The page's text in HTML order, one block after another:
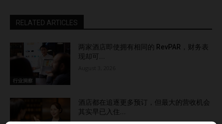
小文化差异。 适应泰国招聘市场的变化 泰国的招聘市场反映
了全球劳动力的整体变化——数字技能、灵活性和适应能力已
经成为不可或缺的要素。随着对技能人才的需求增加，竞争也
愈发激烈，了解本地动态和趋势变得至关重要。那些紧跟市场
变化并相应调整招聘策略的企业，将更有能力吸引并留住顶尖
人才，确保在泰国不断发展的经济中实现持续增长。
Read the English version here….
RELATED ARTICLES
行业洞察
两家酒店即使拥有相同的 RevPAR，财务表
现却可...
酒店都在追逐更多预订，但最大的营收机会
其实早已入住...